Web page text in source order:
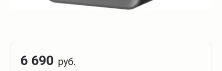
6 690 руб.